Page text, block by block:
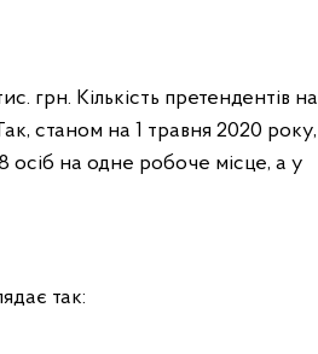
грн. Кількість претендентів на
станом на 1 травня 2020 року,
осіб на одне робоче місце, а у
так: